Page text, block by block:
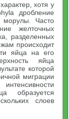
хотя у
дробление
морулы. Часто
желточных
разделенных
происходит
яйца на его
яйца
которой
миграции
образуется
слоев